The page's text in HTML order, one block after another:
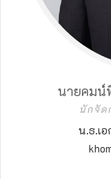
นายคม
นักจัด
น.ธ.เ